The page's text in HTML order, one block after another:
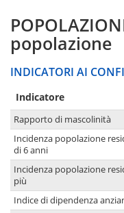
popolazione
INDICATORI AI
Indicatore
Rapporto di mascolinità
Incidenza popolazione
di 6 anni
Incidenza popolazione
più
Indice di dipendenza